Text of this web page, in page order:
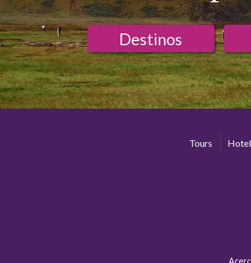
Destinos
Tours